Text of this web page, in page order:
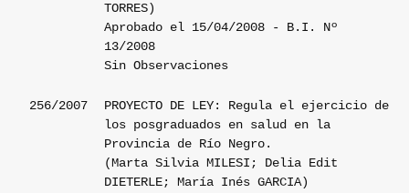
TORRES)
Aprobado el 15/04/2008 - B.I. Nº
13/2008
Sin Observaciones
256/2007
PROYECTO DE LEY: Regula el ejercicio de
los posgraduados en salud en la
Provincia de Río Negro.
(Marta Silvia MILESI; Delia Edit
DIETERLE; María Inés GARCIA)